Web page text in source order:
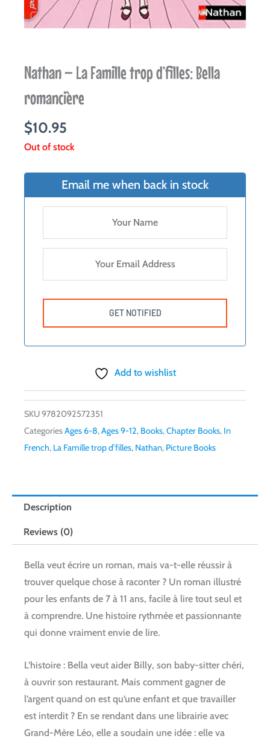
Nathan – La Famille trop d’filles: Bella
romancière
$10.95
Out of stock
Email me when back in stock
Add to wishlist
SKU9782092572351
CategoriesAges 6-8,Ages 9-12, Books,Chapter Books, In
French, La Famille trop d’filles, Nathan, Picture Books
Description
Reviews (0)
Bella veut écrire un roman, mais va-t-elle réussir à
trouver quelque chose à raconter ? Un roman illustré
pour les enfants de 7 à 11 ans, facile à lire tout seul et
à comprendre. Une histoire rythmée et passionnante
qui donne vraiment envie de lire.
L’histoire : Bella veut aider Billy, son baby-sitter chéri,
à ouvrir son restaurant. Mais comment gagner de
l’argent quand on est qu’une enfant et que travailler
est interdit ? En se rendant dans une librairie avec
Grand-Mère Léo, elle a soudain une idée : elle va